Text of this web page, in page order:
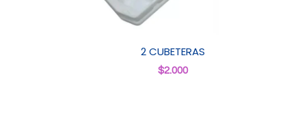
2 CUBETERAS
$2.000